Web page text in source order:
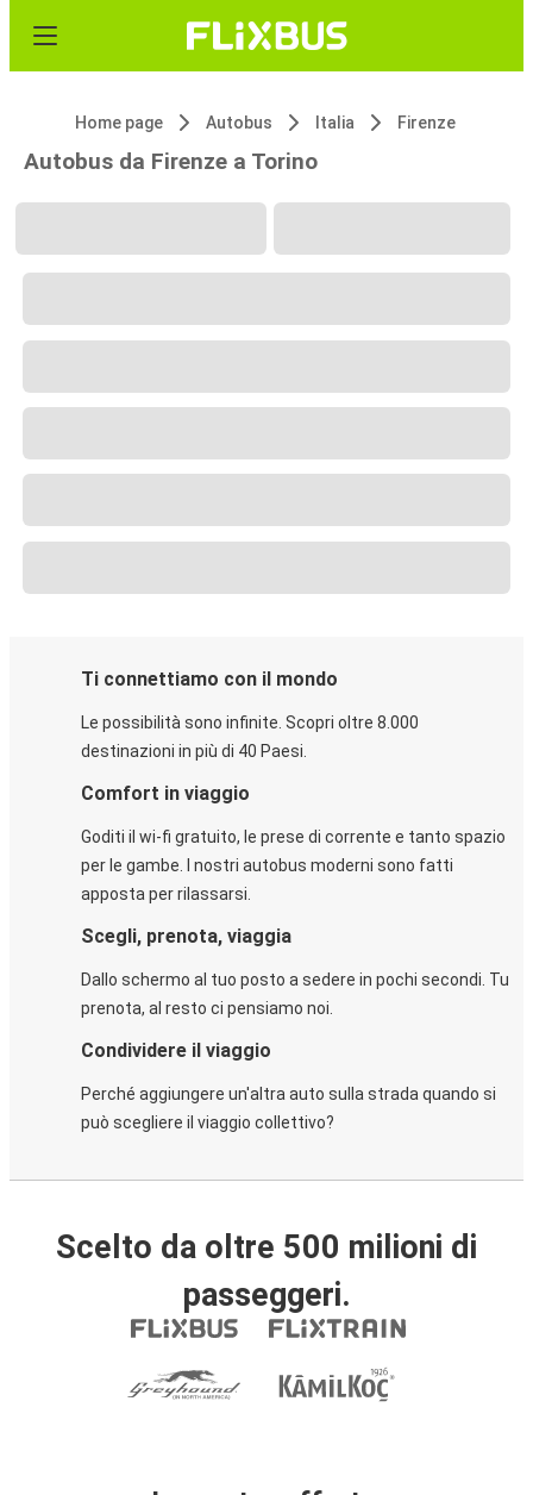
Home page Autobus Italia Firenze
Autobus da Firenze a Torino
Ti connettiamo con il mondo
Le possibilità sono infinite. Scopri oltre 8.000
destinazioni in più di 40 Paesi.
Comfort in viaggio
Goditi il wi-fi gratuito, le prese di corrente e tanto spazio
per le gambe. I nostri autobus moderni sono fatti
apposta per rilassarsi.
Scegli, prenota, viaggia
Dallo schermo al tuo posto a sedere in pochi secondi. Tu
prenota, al resto ci pensiamo noi.
Condividere il viaggio
Perché aggiungere un'altra auto sulla strada quando si
può scegliere il viaggio collettivo?
Scelto da oltre 500 milioni di
passeggeri.